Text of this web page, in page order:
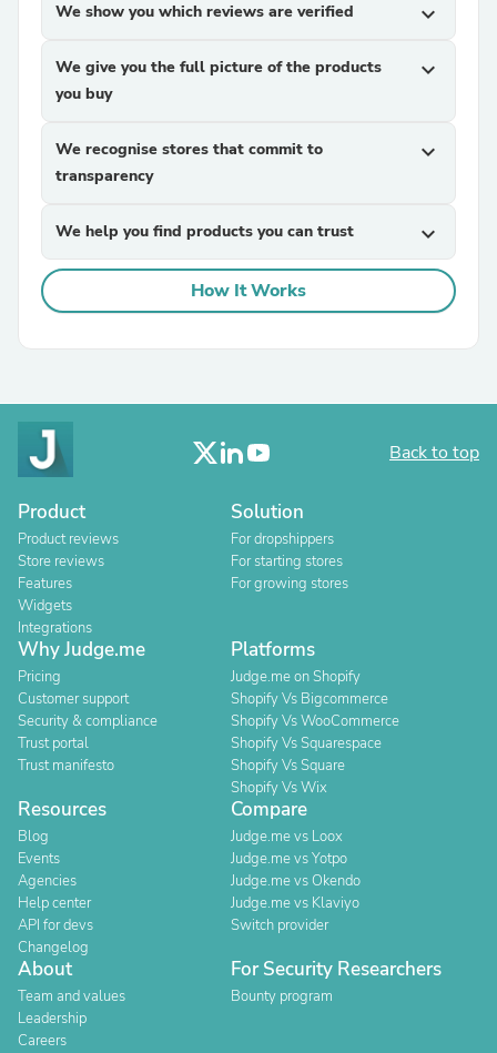
We show you which reviews are verified expand_more
We give you the full picture of the products
you buy
expand_more
We recognise stores that commit to
transparency
expand_more
We help you find products you can trust expand_more
How It Works
Back to top
Product
Product reviews
Store reviews
Features
Widgets
Integrations
Solution
For dropshippers
For starting stores
For growing stores
Why Judge.me
Pricing
Customer support
Security & compliance
Trust portal
Trust manifesto
Platforms
Judge.me on Shopify
Shopify Vs Bigcommerce
Shopify Vs WooCommerce
Shopify Vs Squarespace
Shopify Vs Square
Shopify Vs Wix
Resources
Blog
Events
Agencies
Help center
API for devs
Changelog
Compare
Judge.me vs Loox
Judge.me vs Yotpo
Judge.me vs Okendo
Judge.me vs Klaviyo
Switch provider
About
Team and values
Leadership
Careers
For Security Researchers
Bounty program